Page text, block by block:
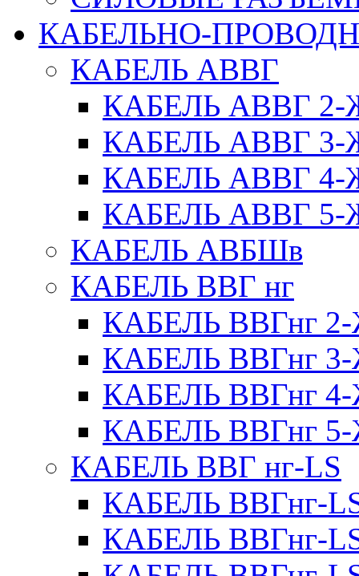
КАБЕЛЬНО-
КАБЕЛЬ АВВГ
КАБЕЛЬ АВВГ
КАБЕЛЬ АВВГ
КАБЕЛЬ АВВГ
КАБЕЛЬ АВВГ
КАБЕЛЬ АВБШв
КАБЕЛЬ ВВГ нг
КАБЕЛЬ ВВГнг
КАБЕЛЬ ВВГнг
КАБЕЛЬ ВВГнг
КАБЕЛЬ ВВГнг
КАБЕЛЬ ВВГ нг-LS
КАБЕЛЬ ВВГнг-
КАБЕЛЬ ВВГнг-